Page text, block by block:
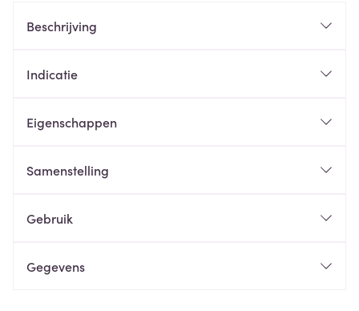
Beschrijving
Indicatie
Eigenschappen
Samenstelling
Gebruik
Gegevens